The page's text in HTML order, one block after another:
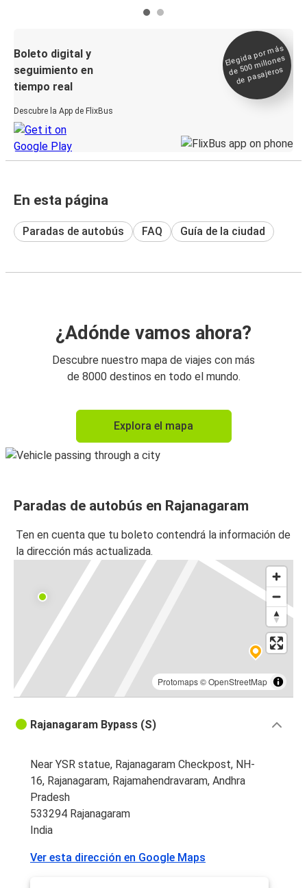
Boleto digital y
seguimiento en
tiempo real
Descubre la App de FlixBus
Elegida por
más
de 500
millones
de pasajeros
En esta página
Paradas de autobús FAQ Guía de la ciudad
¿Adónde vamos ahora?
Descubre nuestro mapa de viajes con más
de 8000 destinos en todo el mundo.
Explora el mapa
Paradas de autobús en Rajanagaram
Ten en cuenta que tu boleto contendrá la información de
la dirección más actualizada.
Protomaps©OpenStreetMap
Rajanagaram Bypass (S)
Near YSR statue, Rajanagaram Checkpost, NH-
16, Rajanagaram, Rajamahendravaram, Andhra
Pradesh
533294 Rajanagaram
India
Ver esta dirección en Google Maps